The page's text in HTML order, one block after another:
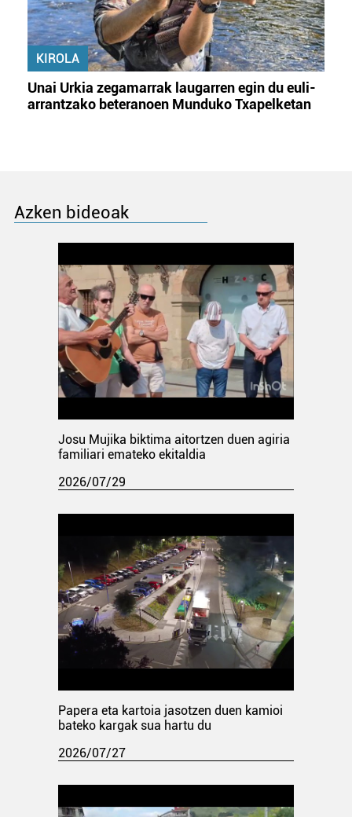
KIROLA
Unai Urkia zegamarrak laugarren egin du euli-
arrantzako beteranoen Munduko Txapelketan
Azken bideoak
Josu Mujika biktima aitortzen duen agiria
familiari emateko ekitaldia
2026/07/29
Papera eta kartoia jasotzen duen kamioi
bateko kargak sua hartu du
2026/07/27